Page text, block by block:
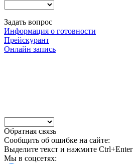
Задать вопрос
Информация о готовности
Прейскурант
Онлайн запись
Обратная связь
Сообщить об ошибке на сайте:
Выделите текст и нажмите Ctrl+Enter
Мы в соцсетях: